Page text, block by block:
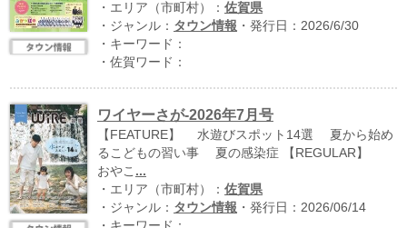
・エリア（市町村）： 佐賀県
・ジャンル： タウン情報 ・発行日：2026/6/30
・キーワード：
・佐賀ワード：
ワイヤーさが-2026年7月号
【FEATURE】 水遊びスポット14選 夏から始め
るこどもの習い事 夏の感染症 【REGULAR】
おやこ ...
・エリア（市町村）： 佐賀県
・ジャンル： タウン情報 ・発行日：2026/06/14
運営：福博印刷
saga ebooksとは
ご利用ガイド
よくある質問
サイトマップ
お問い合わせ